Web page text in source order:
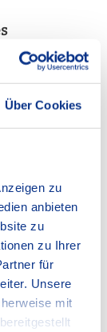
Über Cookies
zu
anbieten
zu
zu Ihrer
für
Unsere
mit